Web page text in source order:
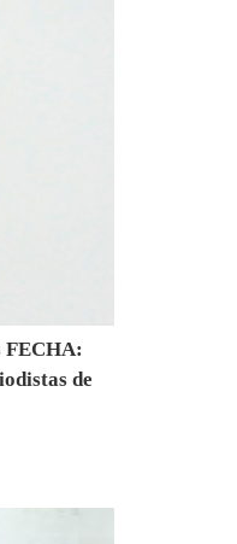
FECHA:
de